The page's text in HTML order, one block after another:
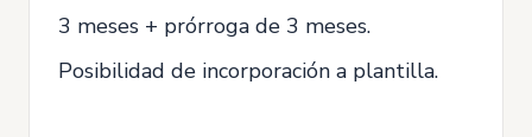
3 meses + prórroga de 3 meses.
Posibilidad de incorporación a plantilla.